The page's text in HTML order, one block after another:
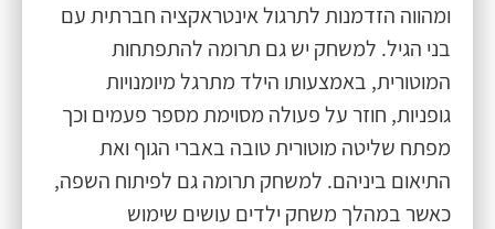
ומהווה הזדמנות לתרגול אינטראקציה חברתית עם
בני הגיל. למשחק יש גם תרומה להתפתחות
המוטורית, באמצעותו הילד מתרגל מיומנויות
גופניות, חוזר על פעולה מסוימת מספר פעמים וכך
מפתח שליטה מוטורית טובה באברי הגוף ואת
התיאום ביניהם. למשחק תרומה גם לפיתוח השפה,
כאשר במהלך משחק ילדים עושים שימוש